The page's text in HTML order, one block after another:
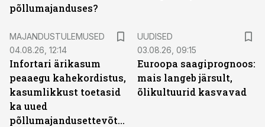
põllumajanduses?
MAJANDUSTULEMUSED
04.08.26, 12:14
Infortari ärikasum
peaaegu kahekordistus,
kasumlikkust toetasid
ka uued
põllumajandusettevõtted
UUDISED
03.08.26, 09:15
Euroopa saagiprognoos:
mais langeb järsult,
õlikultuurid kasvavad